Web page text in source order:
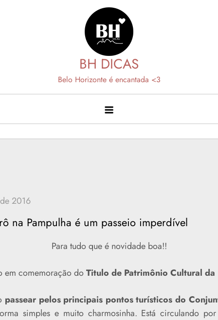
BH DICAS
Belo Horizonte é encantada <3
na Pampulha é um passeio imperdível
Para tudo que é novidade boa!!
em comemoração doTitulo de Patrimônio Cultural da
passear pelos principais pontos turísticos do
simples e muito charmosinha. Está circulando